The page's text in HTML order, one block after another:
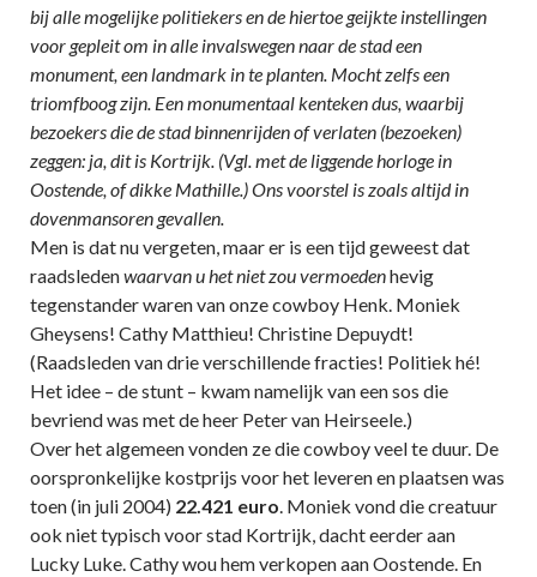
bij alle mogelijke politiekers en de hiertoe geijkte instellingen
voor gepleit om in alle invalswegen naar de stad een
monument, een landmark in te planten. Mocht zelfs een
triomfboog zijn. Een monumentaal kenteken dus, waarbij
bezoekers die de stad binnenrijden of verlaten (bezoeken)
zeggen: ja, dit is Kortrijk. (Vgl. met de liggende horloge in
Oostende, of dikke Mathille.) Ons voorstel is zoals altijd in
dovenmansoren gevallen.
Men is dat nu vergeten, maar er is een tijd geweest dat
raadsledenwaarvan u het niet zou vermoedenhevig
tegenstander waren van onze cowboy Henk. Moniek
Gheysens! Cathy Matthieu! Christine Depuydt!
(Raadsleden van drie verschillende fracties! Politiek hé!
Het idee – de stunt – kwam namelijk van een sos die
bevriend was met de heer Peter van Heirseele.)
Over het algemeen vonden ze die cowboy veel te duur. De
oorspronkelijke kostprijs voor het leveren en plaatsen was
toen (in juli 2004) 22.421 euro. Moniek vond die creatuur
ook niet typisch voor stad Kortrijk, dacht eerder aan
Lucky Luke. Cathy wou hem verkopen aan Oostende. En